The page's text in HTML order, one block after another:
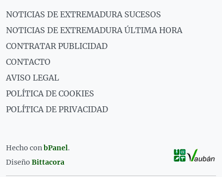
NOTICIAS DE EXTREMADURA SUCESOS
NOTICIAS DE EXTREMADURA ÚLTIMA HORA
CONTRATAR PUBLICIDAD
CONTACTO
AVISO LEGAL
POLÍTICA DE COOKIES
POLÍTICA DE PRIVACIDAD
Hecho conbPanel.
Diseño Bittacora